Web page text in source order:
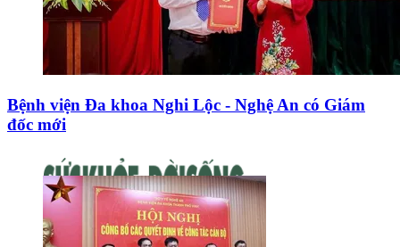
Bệnh viện Đa khoa Nghi Lộc - Nghệ An có Giám
đốc mới